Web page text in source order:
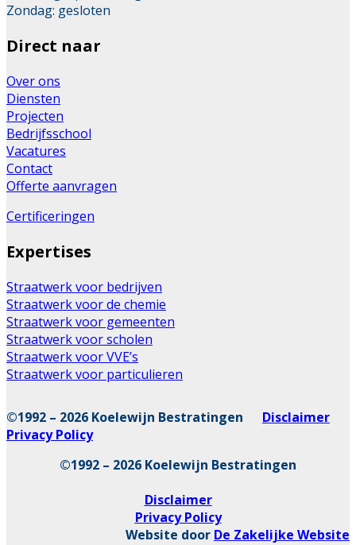
Zondag: gesloten
Direct naar
Over ons
Diensten
Projecten
Bedrijfsschool
Vacatures
Contact
Offerte aanvragen
Certificeringen
Expertises
Straatwerk voor bedrijven
Straatwerk voor de chemie
Straatwerk voor gemeenten
Straatwerk voor scholen
Straatwerk voor VVE’s
Straatwerk voor particulieren
©1992 – 2026 Koelewijn Bestratingen Disclaimer
Privacy Policy
©1992 – 2026 Koelewijn Bestratingen
Disclaimer
Privacy Policy
Website door De Zakelijke Website